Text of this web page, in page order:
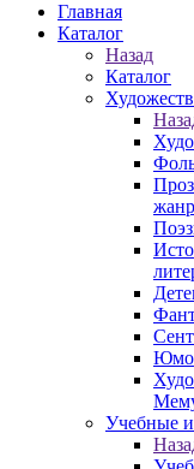
Главная
Каталог
Назад
Каталог
Учебные и